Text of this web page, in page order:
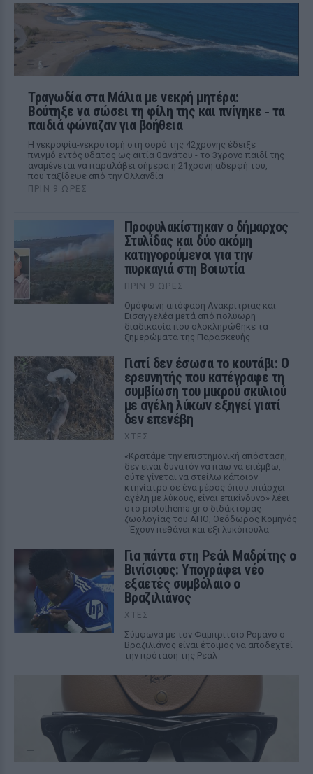
Τραγωδία στα Μάλια με νεκρή μητέρα:
Βούτηξε να σώσει τη φίλη της και πνίγηκε ‑ τα
παιδιά φώναζαν για βοήθεια
Η νεκροψία-νεκροτομή στη σορό της 42χρονης έδειξε
πνιγμό εντός ύδατος ως αιτία θανάτου - το 3χρονο παιδί της
αναμένεται να παραλάβει σήμερα η 21χρονη αδερφή του,
που ταξίδεψε από την Ολλανδία
ΠΡΙΝ 9 ΏΡΕΣ
Προφυλακίστηκαν ο δήμαρχος
Στυλίδας και δύο ακόμη
κατηγορούμενοι για την
πυρκαγιά στη Βοιωτία
ΠΡΙΝ 9 ΏΡΕΣ
Ομόφωνη απόφαση Ανακρίτριας και
Εισαγγελέα μετά από πολύωρη
διαδικασία που ολοκληρώθηκε τα
ξημερώματα της Παρασκευής
Γιατί δεν έσωσα το κουτάβι: Ο
ερευνητής που κατέγραφε τη
συμβίωση του μικρού σκυλιού
με αγέλη λύκων εξηγεί γιατί
δεν επενέβη
ΧΤΕΣ
«Κρατάμε την επιστημονική απόσταση,
δεν είναι δυνατόν να πάω να επέμβω,
ούτε γίνεται να στείλω κάποιον
κτηνίατρο σε ένα μέρος όπου υπάρχει
αγέλη με λύκους, είναι επικίνδυνο» λέει
στο protothema.gr ο διδάκτορας
ζωολογίας του ΑΠΘ, Θεόδωρος Κομηνός
- Έχουν πεθάνει και έξι λυκόπουλα
Για πάντα στη Ρεάλ Μαδρίτης ο
Βινίσιους: Υπογράφει νέο
εξαετές συμβόλαιο ο
Βραζιλιάνος
ΧΤΕΣ
Σύμφωνα με τον Φαμπρίτσιο Ρομάνο ο
Βραζιλιάνος είναι έτοιμος να αποδεχτεί
την πρόταση της Ρεάλ